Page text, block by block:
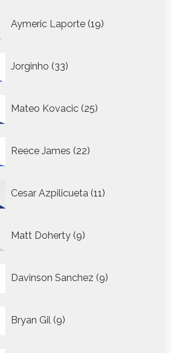
Aymeric Laporte 19
producten
Jorginho 33
producten
Mateo Kovacic 25
producten
Reece James 22
producten
Cesar Azpilicueta 11
producten
Matt Doherty 9
producten
Davinson Sanchez 9
producten
Bryan Gil 9
producten